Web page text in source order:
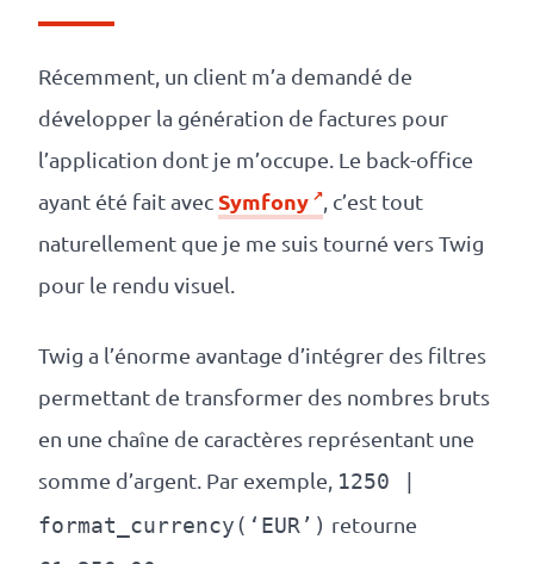
revenus
API
Platform
Conference
Le
blog
Récemment, un client m’a demandé de
développer la génération de factures pour
l’application dont je m’occupe. Le back-office
ayant été fait avecSymfony
, c’est tout
naturellement que je me suis tourné vers Twig
pour le rendu visuel.
Twig a l’énorme avantage d’intégrer des filtres
permettant de transformer des nombres bruts
en une chaîne de caractères représentant une
somme d’argent. Par exemple, 1250 |
format_currency(‘EUR’) retourne